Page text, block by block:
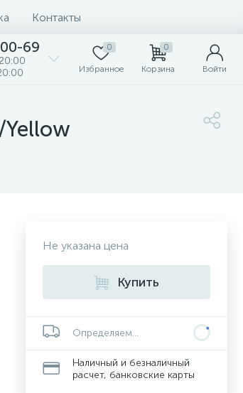
Контакты
69 0
Избранное
0
Корзина Войти
Не указана цена
Купить
Определяем...
Наличный и безналичный
расчет, банковские карты